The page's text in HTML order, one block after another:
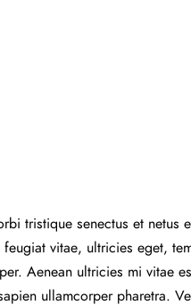
tristique senectus et netus
vitae, ultricies eget,
Aenean ultricies mi vitae
ullamcorper pharetra.